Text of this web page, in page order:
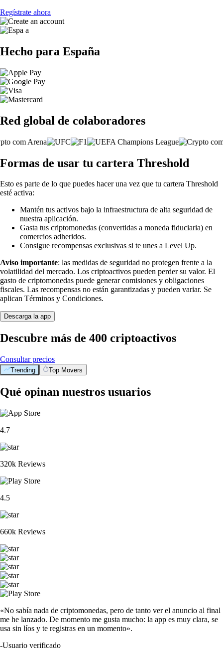
Regístrate ahora
Hecho para España
Red global de colaboradores
Formas de usar tu cartera Threshold
Esto es parte de lo que puedes hacer una vez que tu cartera Threshold
esté activa:
Mantén tus activos bajo la infraestructura de alta seguridad de
nuestra aplicación.
Gasta tus criptomonedas (convertidas a moneda fiduciaria) en
comercios adheridos.
Consigue recompensas exclusivas si te unes a Level Up.
Aviso importante: las medidas de seguridad no protegen frente a la
volatilidad del mercado. Los criptoactivos pueden perder su valor. El
gasto de criptomonedas puede generar comisiones y obligaciones
fiscales. Las recompensas no están garantizadas y pueden variar. Se
aplican Términos y Condiciones.
Descarga la app
Descubre más de 400 criptoactivos
Consultar precios
Trending Top Movers
Qué opinan nuestros usuarios
4.7
320k Reviews
4.5
660k Reviews
«No sabía nada de criptomonedas, pero de tanto ver el anuncio al final
me he lanzado. De momento me gusta mucho: la app es muy clara, se
usa sin líos y te registras en un momento».
-Usuario verificado